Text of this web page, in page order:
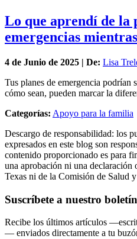
Lo que aprendí de la
emergencias
4 de Junio de 2025 | De: Lisa
Tus planes de emergencia podrían
cómo sean, pueden marcar la
Categorías: Apoyo para la familia
Descargo de responsabilidad: los
expresados en este blog son
contenido proporcionado es para
una aprobación ni una declaración
Texas ni de la Comisión de Salud
Suscríbete a nuestro boletín
Recibe los últimos artículos
— enviados directamente a tu